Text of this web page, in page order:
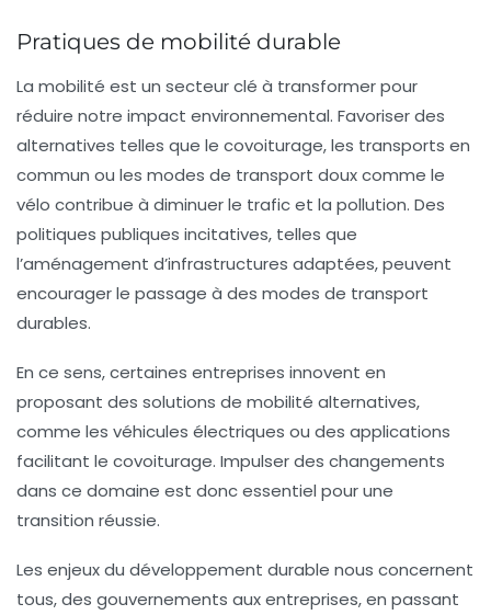
Pratiques de mobilité durable
La mobilité est un secteur clé à transformer pour
réduire notre impact environnemental. Favoriser des
alternatives telles que le covoiturage, les transports en
commun ou les modes de transport doux comme le
vélo contribue à diminuer le trafic et la pollution. Des
politiques publiques incitatives, telles que
l’aménagement d’infrastructures adaptées, peuvent
encourager le passage à des modes de transport
durables.
En ce sens, certaines entreprises innovent en
proposant des solutions de mobilité alternatives,
comme les véhicules électriques ou des applications
facilitant le covoiturage. Impulser des changements
dans ce domaine est donc essentiel pour une
transition réussie.
Les enjeux du développement durable nous concernent
tous, des gouvernements aux entreprises, en passant